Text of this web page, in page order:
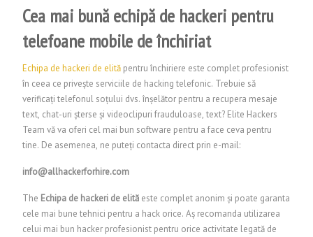
Cea mai bună echipă de hackeri pentru
telefoane mobile de închiriat
Echipa de hackeri de elită pentru închiriere este complet profesionist
în ceea ce privește serviciile de hacking telefonic. Trebuie să
verificați telefonul soțului dvs. înșelător pentru a recupera mesaje
text, chat-uri șterse și videoclipuri frauduloase, text? Elite Hackers
Team vă va oferi cel mai bun software pentru a face ceva pentru
tine. De asemenea, ne puteți contacta direct prin e-mail:
info@allhackerforhire.com
The Echipa de hackeri de elită este complet anonim și poate garanta
cele mai bune tehnici pentru a hack orice. Aș recomanda utilizarea
celui mai bun hacker profesionist pentru orice activitate legată de